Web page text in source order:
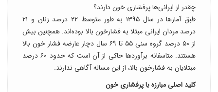
چقدر از ایرانی‌ها پرفشاری خون دارند؟
طبق آمارها در سال ۱۳۹۵ به طور متوسط ۲۲ درصد زنان و ۲۱
درصد مردان ایرانی مبتلا به فشارخون بالا بوده‌اند. همچنین بیش
از ۵۰ درصد گروه سنی ۵۵ تا ۶۹ سال دچار عارضه فشار خون بالا
هستند. متاسفانه برآوردها حاکی از آن است که حدود ۶۰ درصد
مبتلایان به فشارخون بالا، از این مساله آگاهی ندارند.
کلید اصلی مبارزه با پرفشاری خون